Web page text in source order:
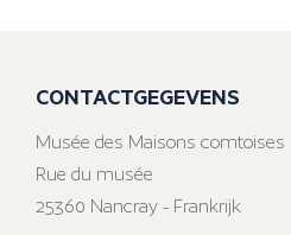
CONTACTGEGEVENS
Musée des Maisons comtoises
Rue du musée
25360 Nancray - Frankrijk